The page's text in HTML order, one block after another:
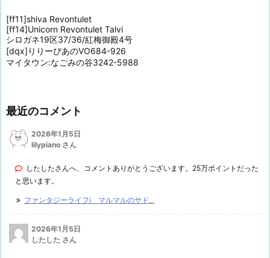
[ff11]shiva Revontulet
[ff14]Unicorn Revontulet Talvi
シロガネ19区37/36/紅梅御殿4号
[dqx]りりーぴあのVO684-926
マイタウン:なごみの谷3242-5988
最近のコメント
2026年1月5日
lilypiano さん
したしたさんへ、コメントありがとうございます。25万ポイントだった
と思います。
ファンタジーライフi マルマルのサド...
2026年1月5日
したした さん